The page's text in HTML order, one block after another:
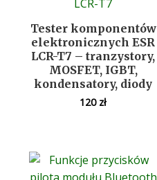
Tester komponentów
elektronicznych ESR
LCR-T7 – tranzystory,
MOSFET, IGBT,
kondensatory, diody
120 zł